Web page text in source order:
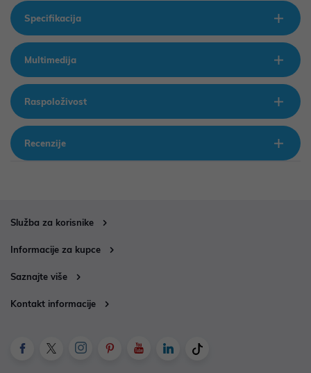
Specifikacija
Multimedija
Raspoloživost
Recenzije
Služba za korisnike
Informacije za kupce
Saznajte više
Kontakt informacije